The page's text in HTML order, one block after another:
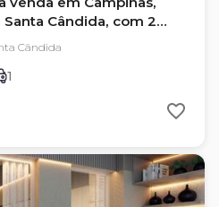
Cândida, com 2
Cândida
1